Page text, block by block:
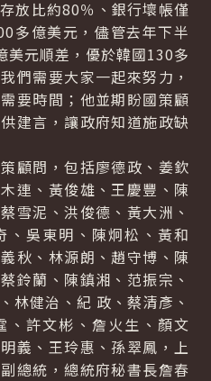
放比約80％、銀行壞帳僅
多億美元，儘管去年下半
美元順差，優於韓國130多
們需要大家一起來努力，
要時間；他並期盼國策顧
建言，讓政府知道施政缺
問，包括廖德政、姜欽
連、黃俊雄、王慶豐、陳
雪泥、洪俊德、黃大洲、
、吳東明、陳炯松、黃和
秋、林源朗、趙守博、陳
鈴蘭、陳鎮湘、范振宗、
林健治、紀 政、蔡清彥、
、許文彬、詹火生、顏文
義、王玲惠、孫翠鳳，上
總統，總統府秘書長詹春